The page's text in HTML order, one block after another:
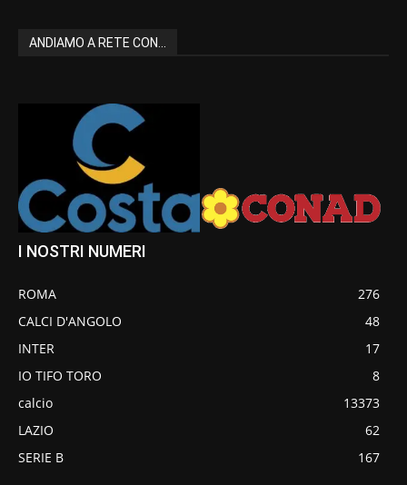
ANDIAMO A RETE CON...
I NOSTRI NUMERI
ROMA
276
CALCI D'ANGOLO
48
INTER
17
IO TIFO TORO
8
calcio
13373
LAZIO
62
SERIE B
167